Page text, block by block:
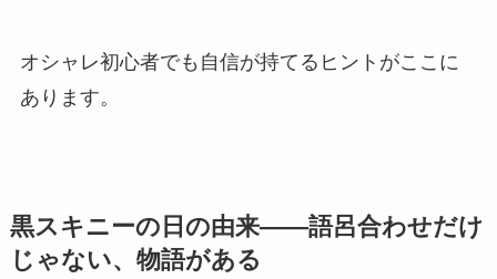
オシャレ初心者でも自信が持てるヒントがここに
あります。
黒スキニーの日の由来——語呂合わせだけ
じゃない、物語がある